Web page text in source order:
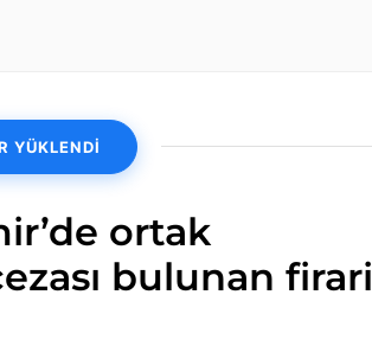
YÜKLENDİ
ortak
bulunan firari